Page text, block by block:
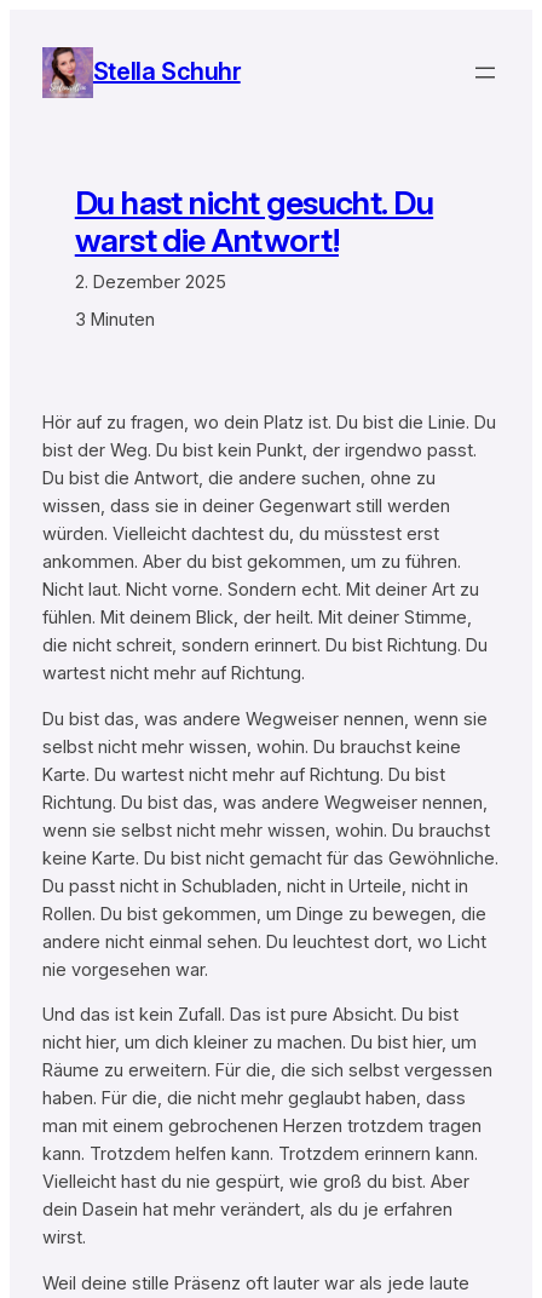
Inhalt
springen
Stella Schuhr
Du hast nicht gesucht. Du
warst die Antwort!
2. Dezember 2025
3 Minuten
Hör auf zu fragen, wo dein Platz ist. Du bist die Linie. Du
bist der Weg. Du bist kein Punkt, der irgendwo passt.
Du bist die Antwort, die andere suchen, ohne zu
wissen, dass sie in deiner Gegenwart still werden
würden. Vielleicht dachtest du, du müsstest erst
ankommen. Aber du bist gekommen, um zu führen.
Nicht laut. Nicht vorne. Sondern echt. Mit deiner Art zu
fühlen. Mit deinem Blick, der heilt. Mit deiner Stimme,
die nicht schreit, sondern erinnert. Du bist Richtung. Du
wartest nicht mehr auf Richtung.
Du bist das, was andere Wegweiser nennen, wenn sie
selbst nicht mehr wissen, wohin. Du brauchst keine
Karte. Du wartest nicht mehr auf Richtung. Du bist
Richtung. Du bist das, was andere Wegweiser nennen,
wenn sie selbst nicht mehr wissen, wohin. Du brauchst
keine Karte. Du bist nicht gemacht für das Gewöhnliche.
Du passt nicht in Schubladen, nicht in Urteile, nicht in
Rollen. Du bist gekommen, um Dinge zu bewegen, die
andere nicht einmal sehen. Du leuchtest dort, wo Licht
nie vorgesehen war.
Und das ist kein Zufall. Das ist pure Absicht. Du bist
nicht hier, um dich kleiner zu machen. Du bist hier, um
Räume zu erweitern. Für die, die sich selbst vergessen
haben. Für die, die nicht mehr geglaubt haben, dass
man mit einem gebrochenen Herzen trotzdem tragen
kann. Trotzdem helfen kann. Trotzdem erinnern kann.
Vielleicht hast du nie gespürt, wie groß du bist. Aber
dein Dasein hat mehr verändert, als du je erfahren
wirst.
Weil deine stille Präsenz oft lauter war als jede laute